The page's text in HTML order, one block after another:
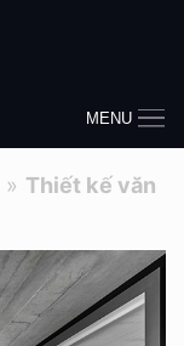
MENU
» Thiết kế văn